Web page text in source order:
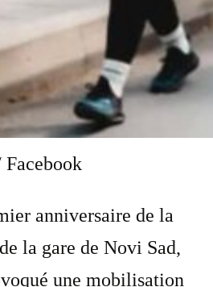
anniversaire de la
la gare de Novi Sad,
une mobilisation